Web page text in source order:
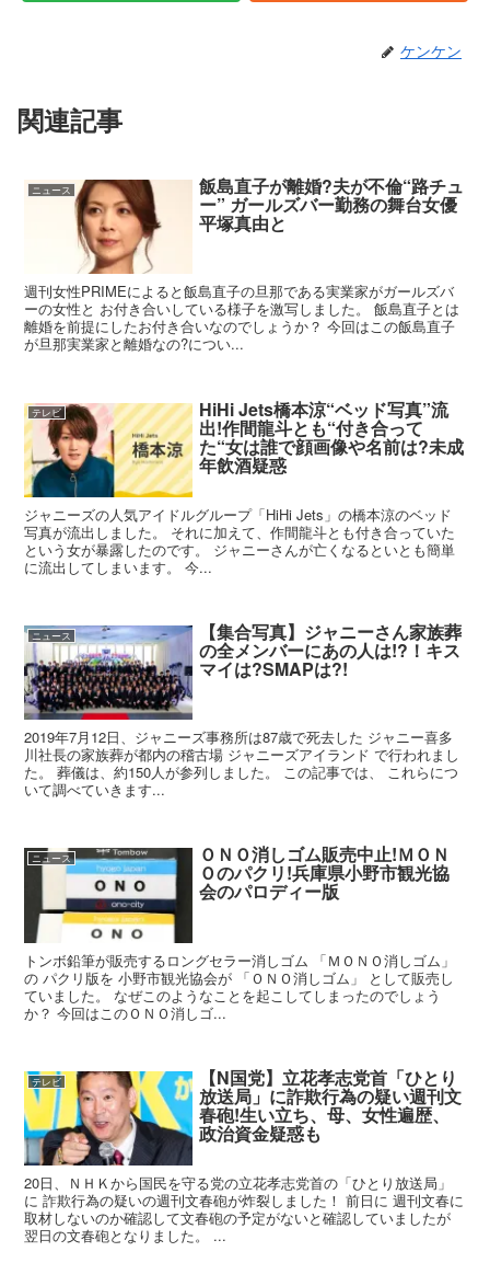
ケンケン
関連記事
ニュース 飯島直子が離婚?夫が不倫“路チュ
ー” ガールズバー勤務の舞台女優
平塚真由と
週刊女性PRIMEによると飯島直子の旦那である実業家がガールズバ
ーの女性と お付き合いしている様子を激写しました。 飯島直子とは
離婚を前提にしたお付き合いなのでしょうか？ 今回はこの飯島直子
が旦那実業家と離婚なの?につい...
テレビ HiHi Jets橋本涼“ベッド写真”流
出!作間龍斗とも“付き合って
た“女は誰で顔画像や名前は?未成
年飲酒疑惑
ジャニーズの人気アイドルグループ「HiHi Jets」の橋本涼のベッド
写真が流出しました。 それに加えて、作間龍斗とも付き合っていた
という女が暴露したのです。 ジャニーさんが亡くなるといとも簡単
に流出してしまいます。 今...
ニュース 【集合写真】ジャニーさん家族葬
の全メンバーにあの人は!?！キス
マイは?SMAPは?!
2019年7月12日、ジャニーズ事務所は87歳で死去した ジャニー喜多
川社長の家族葬が都内の稽古場 ジャニーズアイランド で行われまし
た。 葬儀は、約150人が参列しました。 この記事では、 これらにつ
いて調べていきます...
ニュース ＯＮＯ消しゴム販売中止!ＭＯＮ
Ｏのパクリ!兵庫県小野市観光協
会のパロディー版
トンボ鉛筆が販売するロングセラー消しゴム 「ＭＯＮＯ消しゴム」
の パクリ版を 小野市観光協会が 「ＯＮＯ消しゴム」 として販売し
ていました。 なぜこのようなことを起こしてしまったのでしょう
か？ 今回はこのＯＮＯ消しゴ...
テレビ 【N国党】立花孝志党首「ひとり
放送局」に詐欺行為の疑い週刊文
春砲!生い立ち、母、女性遍歴、
政治資金疑惑も
20日、ＮＨＫから国民を守る党の立花孝志党首の「ひとり放送局」
に 詐欺行為の疑いの週刊文春砲が炸裂しました！ 前日に 週刊文春に
取材しないのか確認して文春砲の予定がないと確認していましたが
翌日の文春砲となりました。 ...